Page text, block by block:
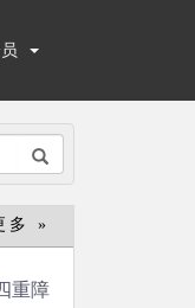
多 »
重障